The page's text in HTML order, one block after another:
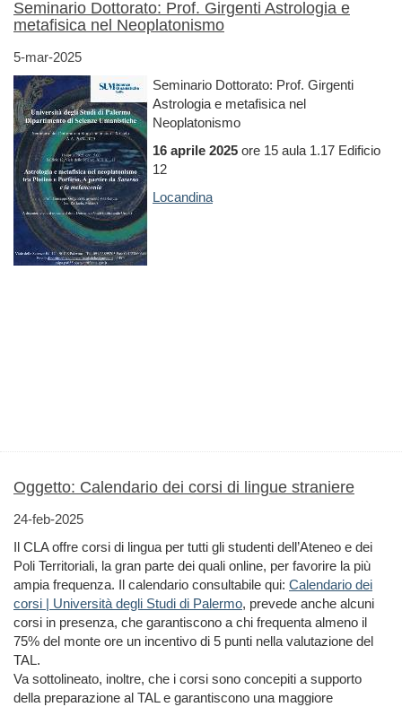
Seminario Dottorato: Prof. Girgenti Astrologia e
metafisica nel Neoplatonismo
5-mar-2025
Seminario Dottorato: Prof. Girgenti
Astrologia e metafisica nel
Neoplatonismo
16 aprile 2025 ore 15 aula 1.17 Edificio
12
Locandina
Oggetto: Calendario dei corsi di lingue straniere
24-feb-2025
Il CLA offre corsi di lingua per tutti gli studenti dell’Ateneo e dei
Poli Territoriali, la gran parte dei quali online, per favorire la più
ampia frequenza. Il calendario consultabile qui: Calendario dei
corsi | Università degli Studi di Palermo, prevede anche alcuni
corsi in presenza, che garantiscono a chi frequenta almeno il
75% del monte ore un incentivo di 5 punti nella valutazione del
TAL.
Va sottolineato, inoltre, che i corsi sono concepiti a supporto
della preparazione al TAL e garantiscono una maggiore